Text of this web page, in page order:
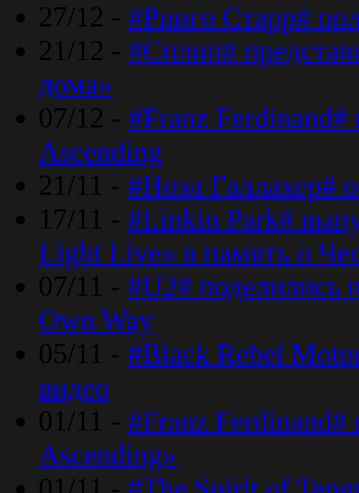
27/12 - #Ринго Старр#
21/12 - #Сплин#
дома»
07/12 - #Franz
Ascending
21/11 - #Ноэл Галлахер#
17/11 - #Linkin Park#
Light Live» в память о
07/11 - #U2#
Own Way
05/11 - #Black Rebel
видео
01/11 - #Franz Ferdinand#
Ascending»